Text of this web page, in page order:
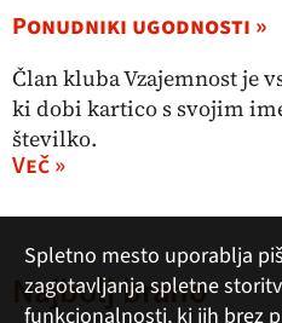
Ponudniki ugodnosti »
Član kluba Vzajemnost je
ki dobi kartico s svojim
številko.
Več »
Najbolj brano
Spletno mesto uporablja
zagotavljanja spletne
funkcionalnosti, ki jih brez